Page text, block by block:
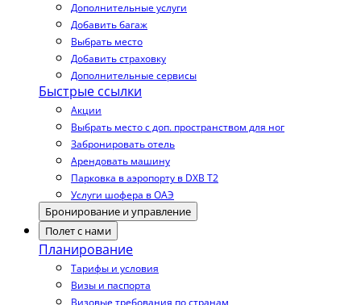
Дополнительные услуги
Добавить багаж
Выбрать место
Добавить страховку
Дополнительные сервисы
Быстрые ссылки
Акции
Выбрать место с доп. пространством для ног
Забронировать отель
Арендовать машину
Парковка в аэропорту в DXB T2
Услуги шофера в ОАЭ
Бронирование и управление
Полет с нами
Планирование
Тарифы и условия
Визы и паспорта
Визовые требования по странам